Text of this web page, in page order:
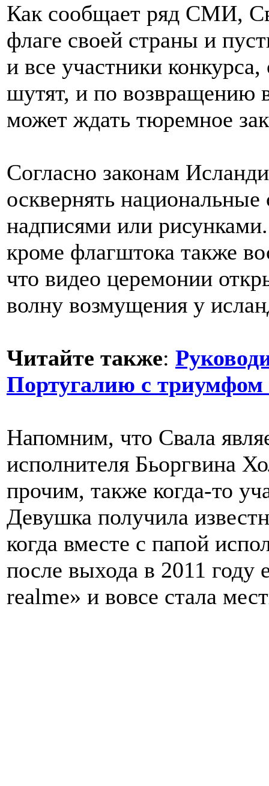
Как сообщает ряд СМИ,
флаге своей страны и
и все участники
шутят, и по возвращению
может ждать тюремное
Согласно законам
осквернять
надписями или
кроме флагштока также
что видео церемонии
волну возмущения у
Читайте также:
Португалию с
Напомним, что Свала
исполнителя Бьоргвина
прочим, также когда-то
Девушка получила
когда вместе с папой
после выхода в 2011 году
realme» и вовсе стала